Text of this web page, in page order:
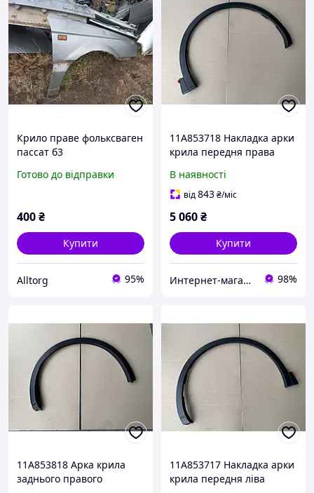
Крило праве фольксваген
пассат б3
Готово до відправки
400₴
Купити
Alltorg 95%
11A853718 Накладка арки
крила передня права
В наявності
від843₴/міс
5 060₴
Купити
Интернет-магазин автозапчастей ВсеАвто 98%
11A853818 Арка крила
заднього правого
11A853717 Накладка арки
крила передня ліва